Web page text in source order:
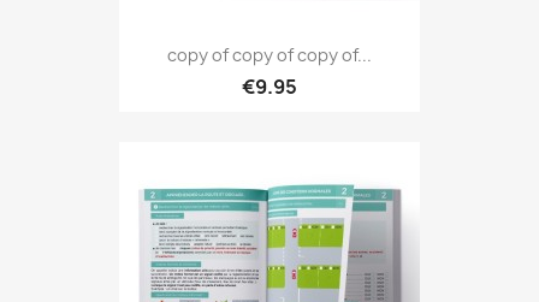
copy of copy of copy of...
€9.95